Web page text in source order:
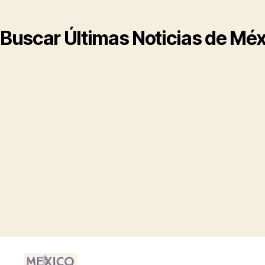
Buscar Últimas Noticias de